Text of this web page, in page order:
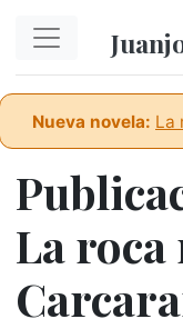
Nueva novela: La
La roca